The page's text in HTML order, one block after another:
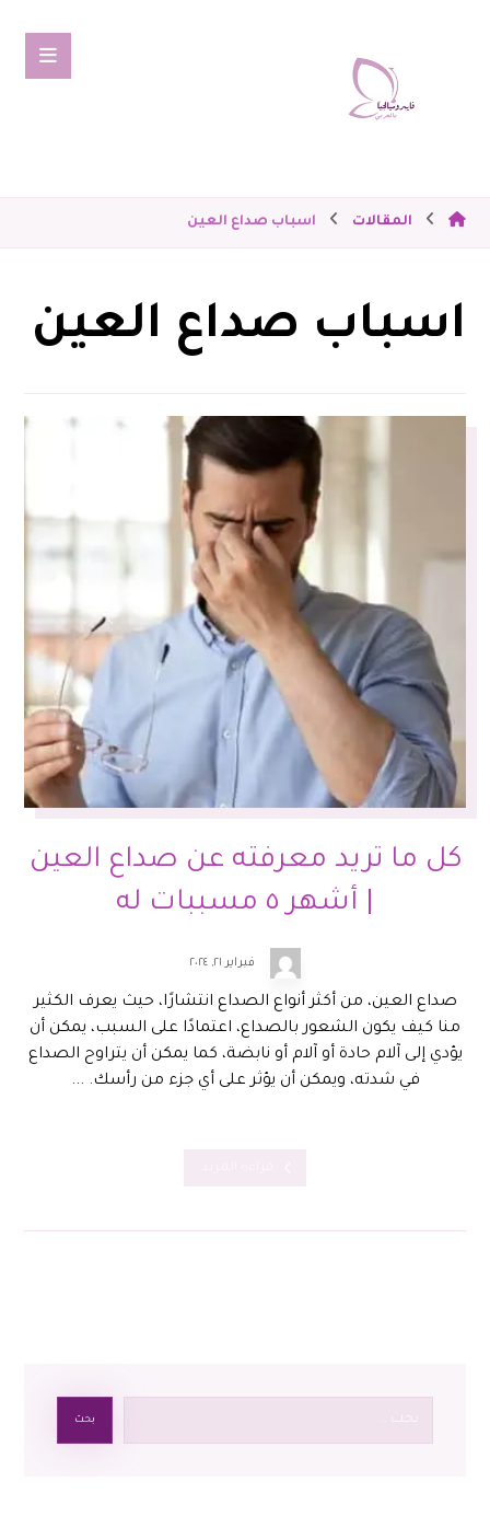
المقالات اسباب صداع العين
اسباب صداع العين
كل ما تريد معرفته عن صداع العين
| أشهر ٥ مسببات له
فبراير ٢١, ٢٠٢٤
صداع العين، من أكثر أنواع الصداع انتشارًا، حيث يعرف الكثير
منا كيف يكون الشعور بالصداع، اعتمادًا على السبب، يمكن أن
يؤدي إلى آلام حادة أو آلام أو نابضة، كما يمكن أن يتراوح الصداع
في شدته، ويمكن أن يؤثر على أي جزء من رأسك. ...
بحث